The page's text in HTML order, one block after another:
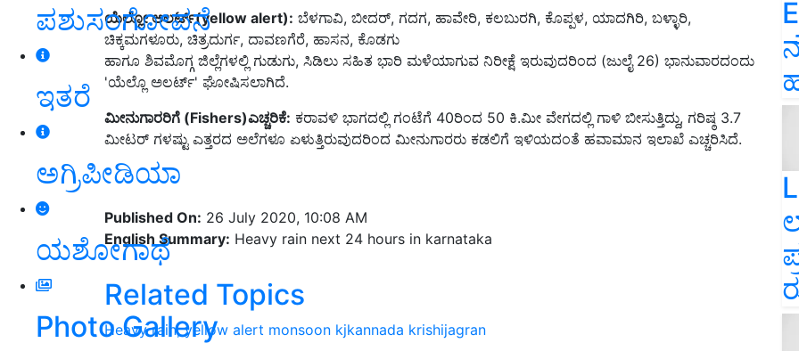
ಪಶುಸಂಗೋಪನೆ
ಇತರೆ
ಅಗ್ರಿಪೀಡಿಯಾ
ಯಶೋಗಾಥೆ
Photo Gallery
ಯೆಲ್ಲೋ ಅಲರ್ಟ್(yellow alert): ಬೆಳಗಾವಿ, ಬೀದರ್, ಗದಗ, ಹಾವೇರಿ, ಕಲಬುರಗಿ, ಕೊಪ್ಪಳ, ಯಾದಗಿರಿ, ಬಳ್ಳಾರಿ,
ಚಿಕ್ಕಮಗಳೂರು, ಚಿತ್ರದುರ್ಗ, ದಾವಣಗೆರೆ, ಹಾಸನ, ಕೊಡಗು
ಹಾಗೂ ಶಿವಮೊಗ್ಗ ಜಿಲ್ಲೆಗಳಲ್ಲಿ ಗುಡುಗು, ಸಿಡಿಲು ಸಹಿತ ಭಾರಿ ಮಳೆಯಾಗುವ ನಿರೀಕ್ಷೆ ಇರುವುದರಿಂದ (ಜುಲೈ 26) ಭಾನುವಾರದಂದು
'ಯೆಲ್ಲೊ ಅಲರ್ಟ್' ಘೋಷಿಸಲಾಗಿದೆ.
ಮೀನುಗಾರರಿಗೆ (Fishers)ಎಚ್ಚರಿಕೆ: ಕರಾವಳಿ ಭಾಗದಲ್ಲಿ ಗಂಟೆಗೆ 40ರಿಂದ 50 ಕಿ.ಮೀ ವೇಗದಲ್ಲಿ ಗಾಳಿ ಬೀಸುತ್ತಿದ್ದು, ಗರಿಷ್ಠ 3.7
ಮೀಟರ್ ಗಳಷ್ಟು ಎತ್ತರದ ಅಲೆಗಳೂ ಏಳುತ್ತಿರುವುದರಿಂದ ಮೀನುಗಾರರು ಕಡಲಿಗೆ ಇಳಿಯದಂತೆ ಹವಾಮಾನ ಇಲಾಖೆ ಎಚ್ಚರಿಸಿದೆ.
Published On: 26 July 2020, 10:08 AM
English Summary: Heavy rain next 24 hours in karnataka
Related Topics
Heavy rain, yellow alert monsoon kjkannada krishijagran